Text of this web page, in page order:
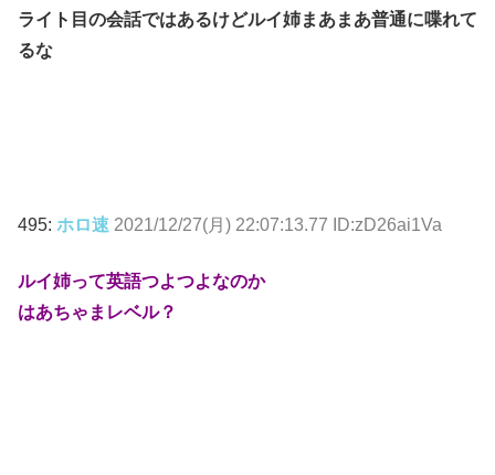
ライト目の会話ではあるけどルイ姉まあまあ普通に喋れて
るな
495: ホロ速 2021/12/27(月) 22:07:13.77 ID:zD26ai1Va
ルイ姉って英語つよつよなのか
はあちゃまレベル？